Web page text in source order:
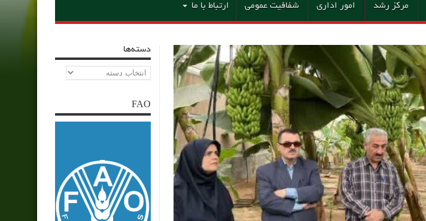
مرکز رشد امور اداری شفافیت عمومی ارتباط با ما
دسته‌ها
دسته‌ها
FAO